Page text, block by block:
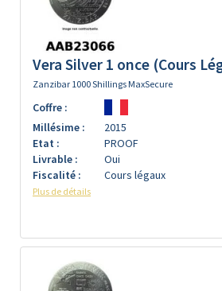
Vera Silver 1 once (Cours
Zanzibar 1000 Shillings MaxSecure
Coffre :
Millésime :
2015
Etat :
PROOF
Livrable :
Oui
Fiscalité :
Cours légaux
Plus de détails